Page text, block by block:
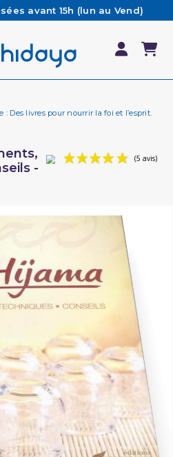
avant 15h (lun au Vend)
expédiées le jour même
Retrouvez notre FAQ
partir de 65€ d'achat*
: Des livres pour nourrir la foi et l’esprit.
-